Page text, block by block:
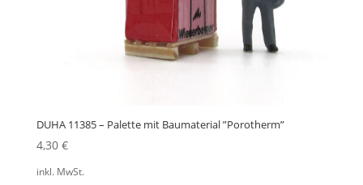
DUHA 11385 – Palette mit Baumaterial ”Porotherm”
4,30 €
inkl. MwSt.